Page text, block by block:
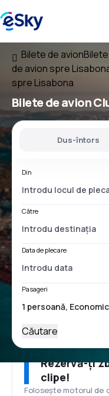
Bilete de avion
de avion spre
spre Lisabona
Bilete de avion
Dus-întors
Din
Către
Data de plecare
Pasageri
Căutare
Rezervă-ți
clipe!
Folosește motorul de